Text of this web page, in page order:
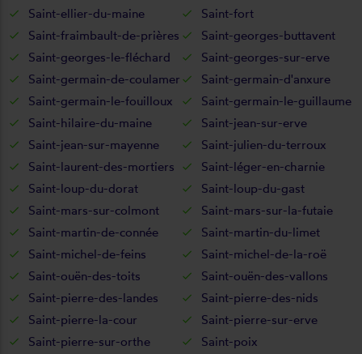
Saint-ellier-du-maine
Saint-fort
Saint-fraimbault-de-prières
Saint-georges-buttavent
Saint-georges-le-fléchard
Saint-georges-sur-erve
Saint-germain-de-coulamer
Saint-germain-d'anxure
Saint-germain-le-fouilloux
Saint-germain-le-guillaume
Saint-hilaire-du-maine
Saint-jean-sur-erve
Saint-jean-sur-mayenne
Saint-julien-du-terroux
Saint-laurent-des-mortiers
Saint-léger-en-charnie
Saint-loup-du-dorat
Saint-loup-du-gast
Saint-mars-sur-colmont
Saint-mars-sur-la-futaie
Saint-martin-de-connée
Saint-martin-du-limet
Saint-michel-de-feins
Saint-michel-de-la-roë
Saint-ouën-des-toits
Saint-ouën-des-vallons
Saint-pierre-des-landes
Saint-pierre-des-nids
Saint-pierre-la-cour
Saint-pierre-sur-erve
Saint-pierre-sur-orthe
Saint-poix